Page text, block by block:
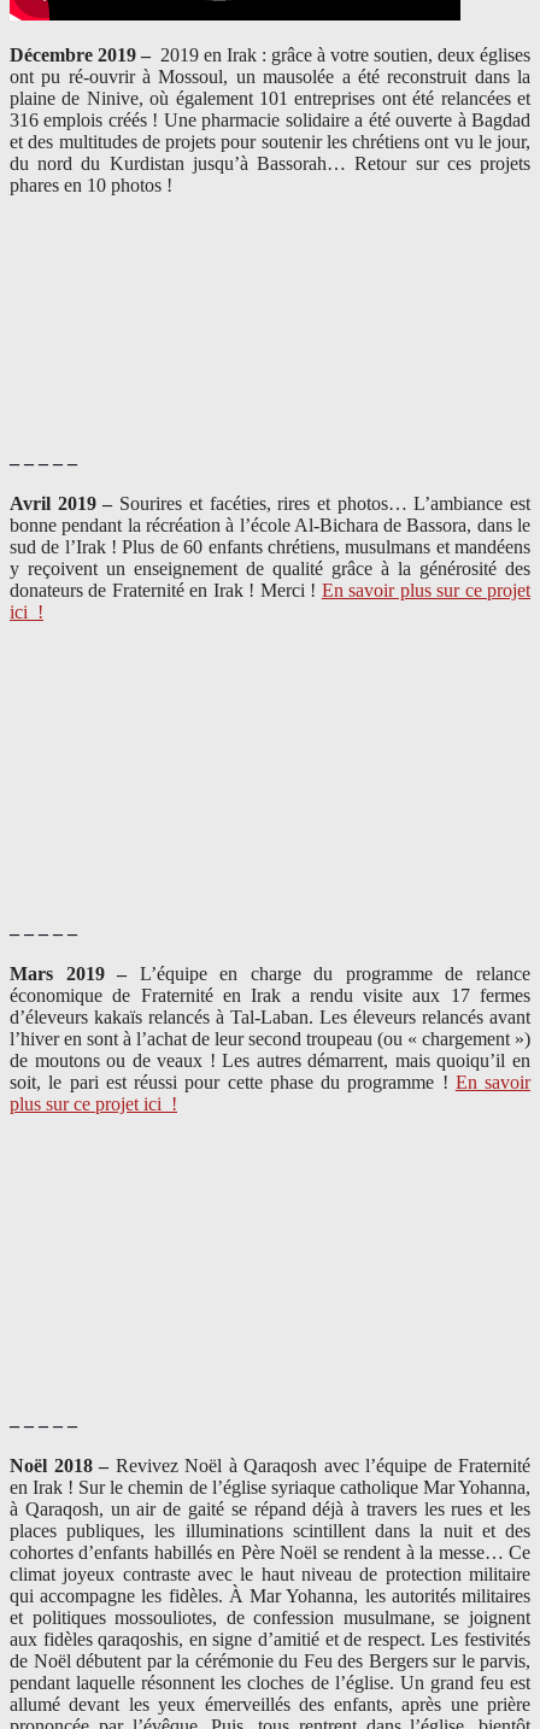
Décembre 2019 – 2019 en Irak : grâce à votre soutien, deux églises
ont pu ré-ouvrir à Mossoul, un mausolée a été reconstruit dans la
plaine de Ninive, où également 101 entreprises ont été relancées et
316 emplois créés ! Une pharmacie solidaire a été ouverte à Bagdad
et des multitudes de projets pour soutenir les chrétiens ont vu le jour,
du nord du Kurdistan jusqu’à Bassorah… Retour sur ces projets
phares en 10 photos !
– – – – –
Avril 2019 – Sourires et facéties, rires et photos… L’ambiance est
bonne pendant la récréation à l’école Al-Bichara de Bassora, dans le
sud de l’Irak ! Plus de 60 enfants chrétiens, musulmans et mandéens
y reçoivent un enseignement de qualité grâce à la générosité des
donateurs de Fraternité en Irak ! Merci ! En savoir plus sur ce projet
ici !
– – – – –
Mars 2019 – L’équipe en charge du programme de relance
économique de Fraternité en Irak a rendu visite aux 17 fermes
d’éleveurs kakaïs relancés à Tal-Laban. Les éleveurs relancés avant
l’hiver en sont à l’achat de leur second troupeau (ou « chargement »)
de moutons ou de veaux ! Les autres démarrent, mais quoiqu’il en
soit, le pari est réussi pour cette phase du programme ! En savoir
plus sur ce projet ici !
– – – – –
Noël 2018 – Revivez Noël à Qaraqosh avec l’équipe de Fraternité
en Irak ! Sur le chemin de l’église syriaque catholique Mar Yohanna,
à Qaraqosh, un air de gaité se répand déjà à travers les rues et les
places publiques, les illuminations scintillent dans la nuit et des
cohortes d’enfants habillés en Père Noël se rendent à la messe… Ce
climat joyeux contraste avec le haut niveau de protection militaire
qui accompagne les fidèles. À Mar Yohanna, les autorités militaires
et politiques mossouliotes, de confession musulmane, se joignent
aux fidèles qaraqoshis, en signe d’amitié et de respect. Les festivités
de Noël débutent par la cérémonie du Feu des Bergers sur le parvis,
pendant laquelle résonnent les cloches de l’église. Un grand feu est
allumé devant les yeux émerveillés des enfants, après une prière